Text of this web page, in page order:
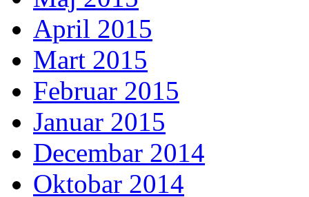
April 2015
Mart 2015
Februar 2015
Januar 2015
Decembar 2014
Oktobar 2014